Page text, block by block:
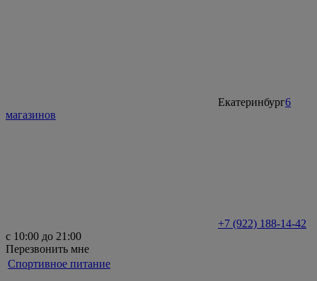
Екатеринбург6
магазинов
+7 (922) 188-14-42
с 10:00 до 21:00
Перезвонить мне
Спортивное питание